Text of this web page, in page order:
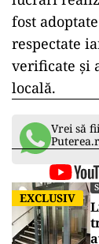
amenința
nu a mai
De cealaltă
că arede
lei,dintre
lucrări